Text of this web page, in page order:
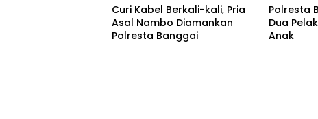
Curi Kabel Berkali-kali, Pria
Asal Nambo Diamankan
Polresta Banggai
Polresta
Dua
Anak